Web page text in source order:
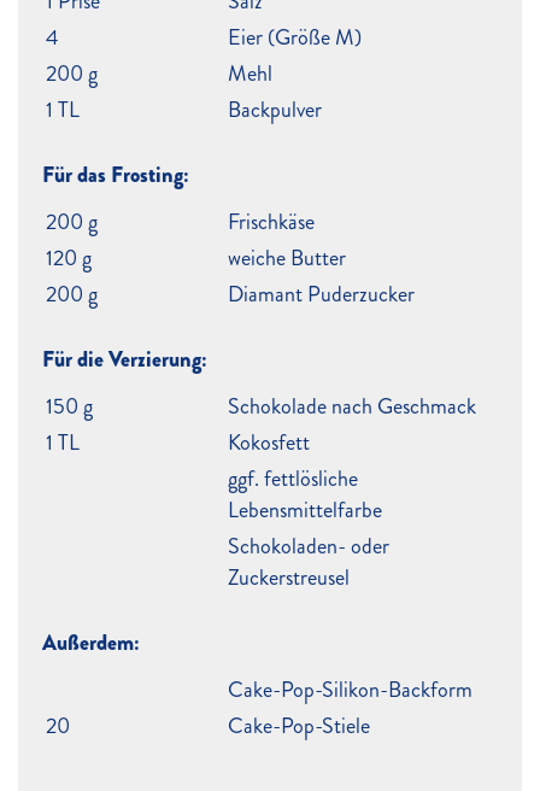
4
Eier (Größe M)
200 g
Mehl
1 TL
Backpulver
Für das Frosting:
200 g
Frischkäse
120 g
weiche Butter
200 g
Diamant Puderzucker
Für die Verzierung:
150 g
Schokolade nach Geschmack
1 TL
Kokosfett
ggf. fettlösliche
Lebensmittelfarbe
Schokoladen- oder
Zuckerstreusel
Außerdem:
Cake-Pop-Silikon-Backform
20
Cake-Pop-Stiele